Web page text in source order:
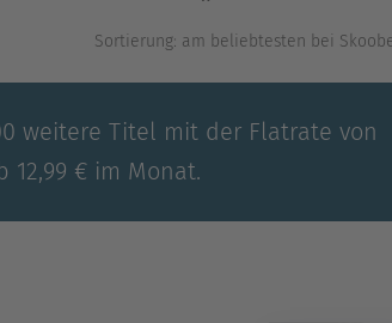
Sortierung: am beliebtesten bei
weitere Titel mit der Flatrate von
12,99 € im Monat.